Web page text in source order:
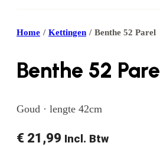
Home / Kettingen / Benthe 52 Parel
Benthe 52 Parel
Goud · lengte 42cm
€ 21,99 Incl. Btw